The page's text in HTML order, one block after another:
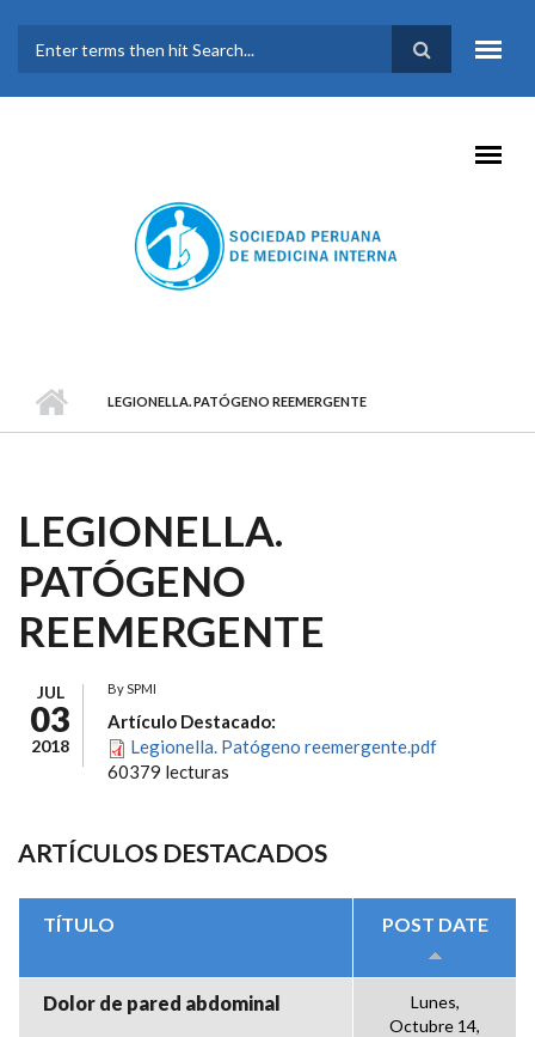
FORMULARIO DE
BÚSQUEDA
LEGIONELLA. PATÓGENO REEMERGENTE
LEGIONELLA.
PATÓGENO
REEMERGENTE
JUL
03
2018
BySPMI
Artículo Destacado:
Legionella. Patógeno reemergente.pdf
60379 lecturas
ARTÍCULOS DESTACADOS
TÍTULO POST DATE
Dolor de pared abdominal
Lunes,
Octubre 14,